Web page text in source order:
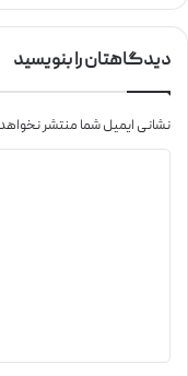
دیدگاهتان را بنویسید
نشانی ایمیل شما منتشر